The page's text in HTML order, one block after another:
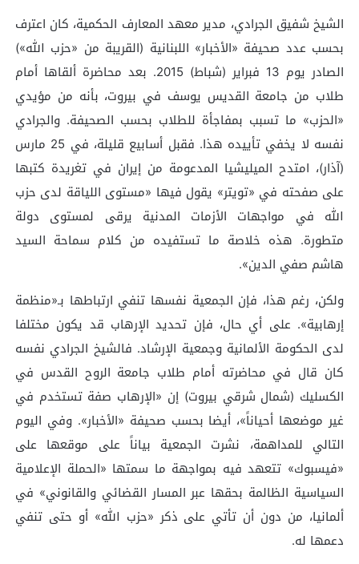
الشيخ شفيق الجرادي، مدير معهد المعارف الحكمية، كان اعترف
بحسب عدد صحيفة «الأخبار» اللبنانية (القريبة من «حزب الله»)
الصادر يوم 13 فبراير (شباط) 2015. بعد محاضرة ألقاها أمام
طلاب من جامعة القديس يوسف في بيروت، بأنه من مؤيدي
«الحزب» ما تسبب بمفاجأة للطلاب بحسب الصحيفة. والجرادي
نفسه لا يخفي تأييده هذا. فقبل أسابيع قليلة، في 25 مارس
(آذار)، امتدح الميليشيا المدعومة من إيران في تغريدة كتبها
على صفحته في «تويتر» يقول فيها «مستوى اللياقة لدى حزب
الله في مواجهات الأزمات المدنية يرقى لمستوى دولة
متطورة. هذه خلاصة ما تستفيده من كلام سماحة السيد
هاشم صفي الدين».
ولكن، رغم هذا، فإن الجمعية نفسها تنفي ارتباطها بـ«منظمة
إرهابية». على أي حال، فإن تحديد الإرهاب قد يكون مختلفا
لدى الحكومة الألمانية وجمعية الإرشاد. فالشيخ الجرادي نفسه
كان قال في محاضرته أمام طلاب جامعة الروح القدس في
الكسليك (شمال شرقي بيروت) إن «الإرهاب صفة تستخدم في
غير موضعها أحياناً»، أيضا بحسب صحيفة «الأخبار». وفي اليوم
التالي للمداهمة، نشرت الجمعية بياناً على موقعها على
«فيسبوك» تتعهد فيه بمواجهة ما سمتها «الحملة الإعلامية
السياسية الظالمة بحقها عبر المسار القضائي والقانوني» في
ألمانيا، من دون أن تأتي على ذكر «حزب الله» أو حتى تنفي
دعمها له.